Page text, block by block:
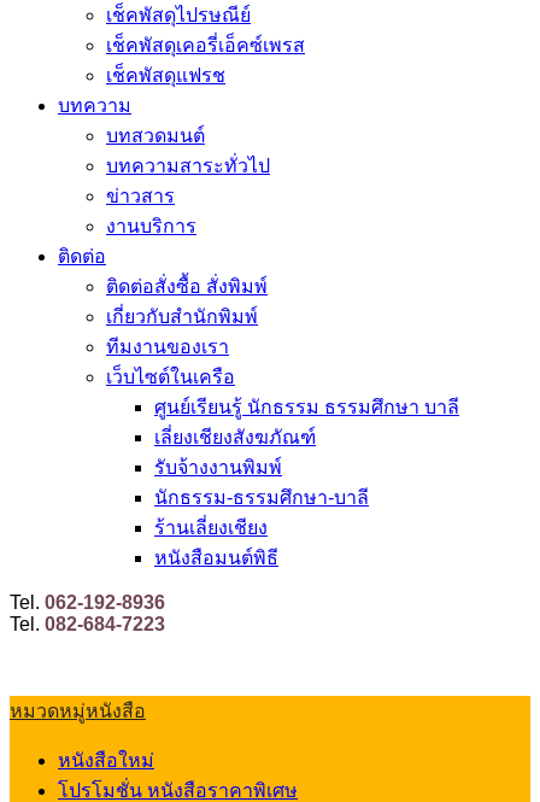
เช็คพัสดุไปรษณีย์
เช็คพัสดุเคอรี่เอ็คซ์เพรส
เช็คพัสดุแฟรช
บทความ
บทสวดมนต์
บทความสาระทั่วไป
ข่าวสาร
งานบริการ
ติดต่อ
ติดต่อสั่งซื้อ สั่งพิมพ์
เกี่ยวกับสำนักพิมพ์
ทีมงานของเรา
เว็บไซต์ในเครือ
ศูนย์เรียนรู้ นักธรรม ธรรมศึกษา บาลี
เลี่ยงเชียงสังฆภัณฑ์
รับจ้างงานพิมพ์
นักธรรม-ธรรมศึกษา-บาลี
ร้านเลี่ยงเชียง
หนังสือมนต์พิธี
Tel. 062-192-8936
Tel. 082-684-7223
หมวดหมู่หนังสือ
หนังสือใหม่
โปรโมชั่น หนังสือราคาพิเศษ